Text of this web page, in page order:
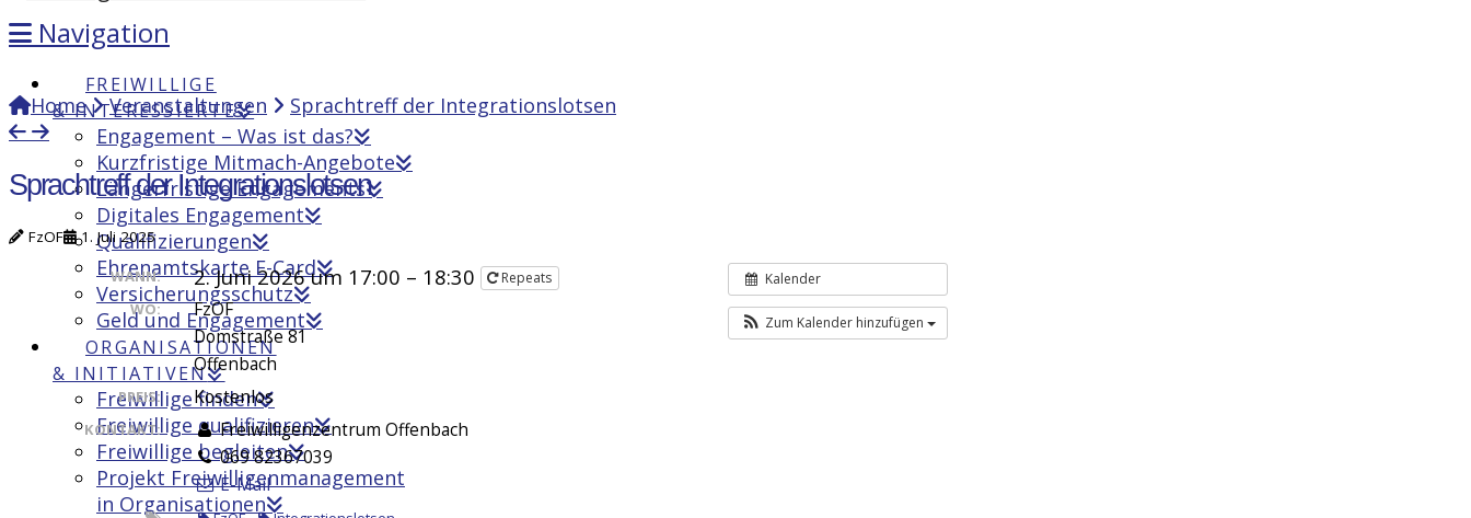
Navigation
FREIWILLIGE
& INTERESSIERTE
Engagement – Was ist das?
Kurzfristige Mitmach-Angebote
Längerfristige Engagements
Digitales Engagement
Qualifizierungen
Ehrenamtskarte E-Card
Versicherungsschutz
Geld und Engagement
ORGANISATIONEN
& INITIATIVEN
Freiwillige finden
Freiwillige qualifizieren
Freiwillige begleiten
Projekt Freiwilligenmanagement
in Organisationen
Home Veranstaltungen Sprachtreff der Integrationslotsen
Sprachtreff der Integrationslotsen
FzOF 1. Juli 2025
Kalender
Zum Kalender hinzufügen
WANN: 2. Juni 2026 um 17:00 – 18:30 Repeats
WO:
FzOF
Domstraße 81
Offenbach
PREIS: Kostenlos
KONTAKT:
Freiwilligenzentrum Offenbach
069 82367039
E-Mail